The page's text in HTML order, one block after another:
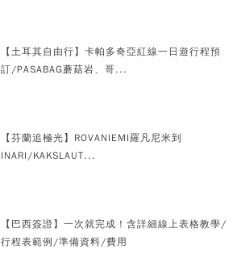
【土耳其自由行】卡帕多奇亞紅線一日遊行程預
訂/PASABAG蘑菇岩、哥...
【芬蘭追極光】ROVANIEMI羅凡尼米到
INARI/KAKSLAUT...
【巴西簽證】一次就完成！含詳細線上表格教學/
行程表範例/準備資料/費用